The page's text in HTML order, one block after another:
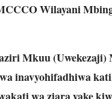
Wilayani
Mkuu
inavyohifadhiwa